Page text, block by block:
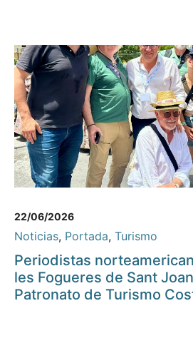
22/06/2026
Noticias, Portada, Turismo
Periodistas
les Fogueres de Sant
Patronato de Turismo